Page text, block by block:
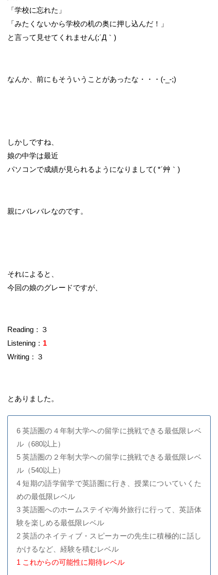
「学校に忘れた」
「みたくないから学校の机の奥に押し込んだ！」
と言って見せてくれません(;´Д｀)
なんか、前にもそういうことがあったな・・・(-_-;)
しかしですね、
娘の中学は最近
パソコンで成績が見られるようになりまして( *´艸｀)
親にバレバレなのです。
それによると、
今回の娘のグレードですが、
Reading：３
Listening： 1
Writing：３
とありました。
6 英語圏の４年制大学への留学に挑戦できる最低限レベ
ル（680以上）
5 英語圏の２年制大学への留学に挑戦できる最低限レベ
ル（540以上）
4 短期の語学留学で英語圏に行き、授業についていくた
めの最低限レベル
3 英語圏へのホームステイや海外旅行に行って、英語体
験を楽しめる最低限レベル
2 英語のネイティブ・スピーカーの先生に積極的に話し
かけるなど、経験を積むレベル
1 これからの可能性に期待レベル